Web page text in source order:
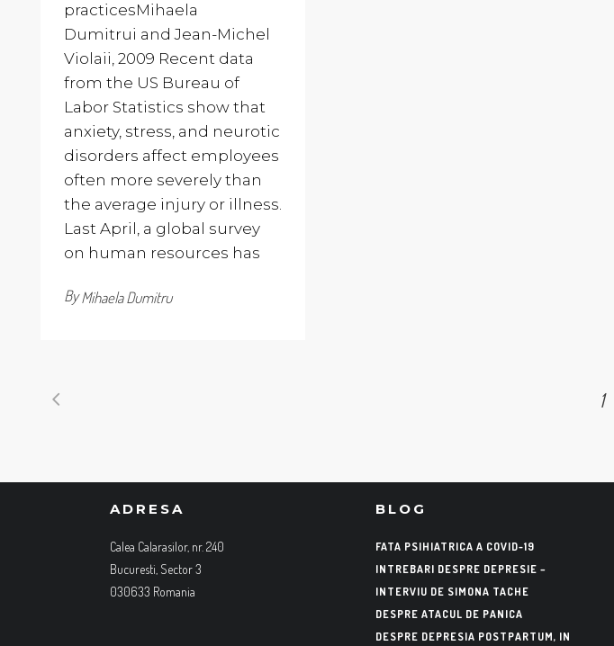
practicesMihaela
Dumitrui and Jean-Michel
Violaii, 2009 Recent data
from the US Bureau of
Labor Statistics show that
anxiety, stress, and neurotic
disorders affect employees
often more severely than
the average injury or illness.
Last April, a global survey
on human resources has
ByMihaela Dumitru
1
ADRESA
Calea Calarasilor, nr. 240
Bucuresti, Sector 3
030633 Romania
BLOG
FATA PSIHIATRICA A COVID-19
INTREBARI DESPRE DEPRESIE –
INTERVIU DE SIMONA TACHE
DESPRE ATACUL DE PANICA
DESPRE DEPRESIA POSTPARTUM, IN